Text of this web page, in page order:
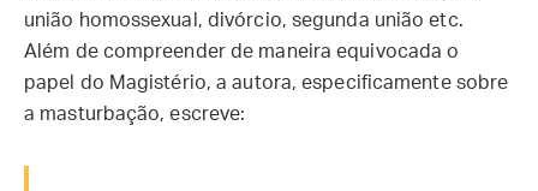
união homossexual, divórcio, segunda união etc.
Além de compreender de maneira equivocada o
papel do Magistério, a autora, especificamente sobre
a masturbação, escreve: